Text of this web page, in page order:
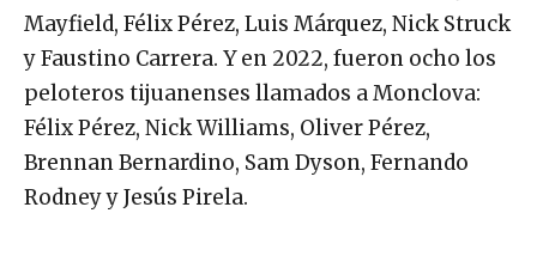
Mayfield, Félix Pérez, Luis Márquez, Nick Struck
y Faustino Carrera. Y en 2022, fueron ocho los
peloteros tijuanenses llamados a Monclova:
Félix Pérez, Nick Williams, Oliver Pérez,
Brennan Bernardino, Sam Dyson, Fernando
Rodney y Jesús Pirela.